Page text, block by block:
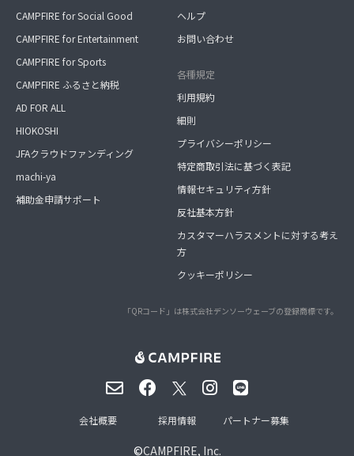
CAMPFIRE for Social Good
CAMPFIRE for Entertainment
CAMPFIRE for Sports
CAMPFIRE ふるさと納税
AD FOR ALL
HIOKOSHI
JFAクラウドファンディング
machi-ya
補助金申請サポート
ヘルプ
お問い合わせ
各種規定
利用規約
細則
プライバシーポリシー
特定商取引法に基づく表記
情報セキュリティ方針
反社基本方針
カスタマーハラスメントに対する考え
方
クッキーポリシー
「QRコード」は株式会社デンソーウェーブの登録商標です。
©CAMPFIRE, Inc.
会社概要 採用情報 パートナー募集